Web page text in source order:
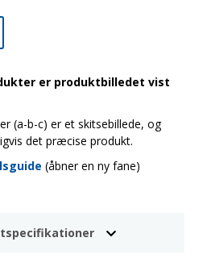
er produktbilledet vist
(a-b-c) er et skitsebillede, og
det præcise produkt.
(åbner en ny fane)